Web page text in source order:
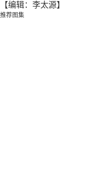
【编辑：李太源】
推荐图集